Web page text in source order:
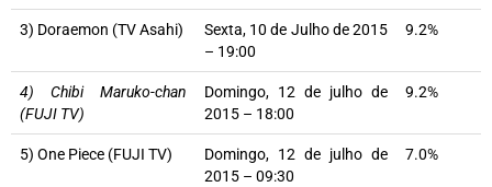
3) Doraemon (TV Asahi)
Sexta, 10 de Julho de 2015
– 19:00
9.2%
4) Chibi Maruko-chan
(FUJI TV)
Domingo, 12 de julho de
2015 – 18:00
9.2%
5) One Piece (FUJI TV)
Domingo, 12 de julho de
2015 – 09:30
7.0%